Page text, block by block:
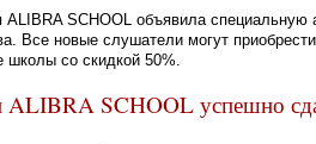
SCHOOL объявила
Все новые слушатели могут
школы со скидкой 50%.
ALIBRA SCHOOL успешно